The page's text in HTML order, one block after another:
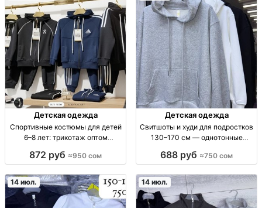
Детская одежда
Спортивные костюмы для детей
6–8 лет: трикотаж оптом
Спорт.костюм дет. трикотаж 6–8
школьный/спорт, повседневный.
872 руб ≈950 сом
Детская одежда
Свитшоты и худи для подростков
130–170 см — однотонные
худи/свитшоты, базовые
см, мягкий плотный трикотаж,
прия
688 руб ≈750 сом
14 июл. 14 июл.